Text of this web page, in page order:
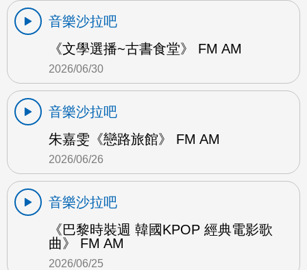
音樂沙拉吧
《文學選播~古書食堂》 FM AM
2026/06/30
音樂沙拉吧
朱嘉雯《戀路旅館》 FM AM
2026/06/26
音樂沙拉吧
《巴黎時裝週 韓國KPOP 經典電影歌
曲》 FM AM
2026/06/25